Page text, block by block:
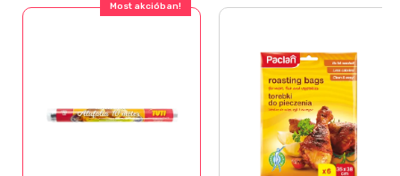
Most akcióban!